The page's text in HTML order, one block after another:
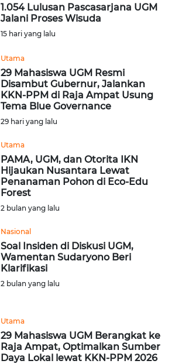
1.054 Lulusan Pascasarjana UGM
Jalani Proses Wisuda
15 hari yang lalu
Utama
29 Mahasiswa UGM Resmi
Disambut Gubernur, Jalankan
KKN-PPM di Raja Ampat Usung
Tema Blue Governance
29 hari yang lalu
Utama
PAMA, UGM, dan Otorita IKN
Hijaukan Nusantara Lewat
Penanaman Pohon di Eco-Edu
Forest
2 bulan yang lalu
Nasional
Soal Insiden di Diskusi UGM,
Wamentan Sudaryono Beri
Klarifikasi
2 bulan yang lalu
Utama
29 Mahasiswa UGM Berangkat ke
Raja Ampat, Optimalkan Sumber
Daya Lokal lewat KKN-PPM 2026